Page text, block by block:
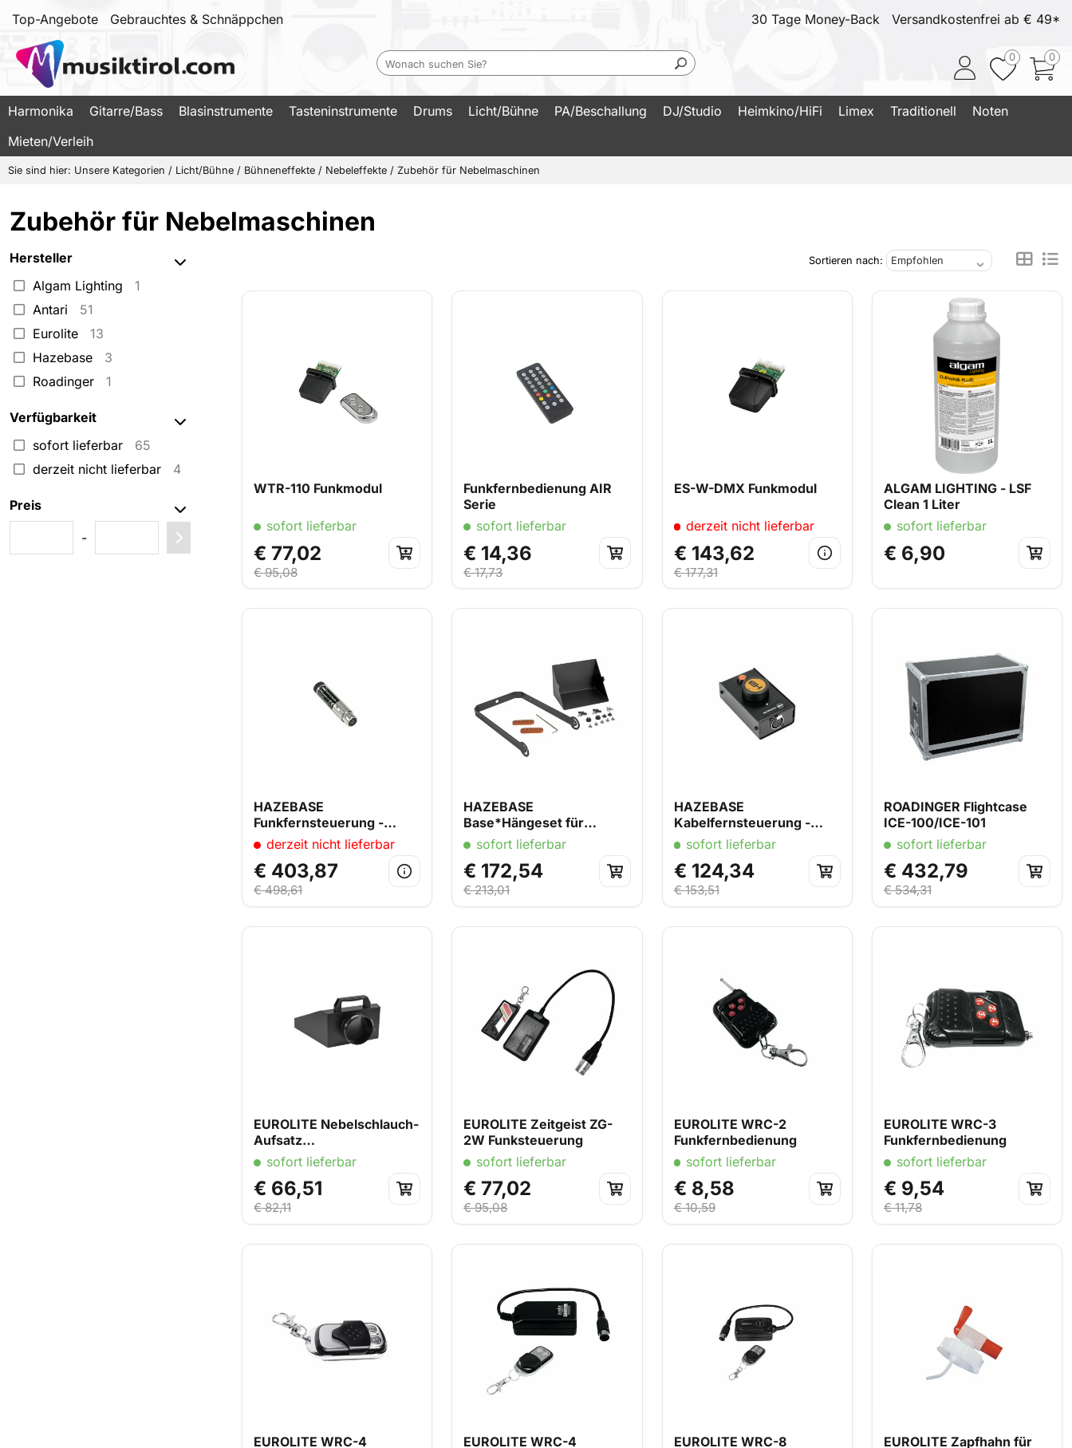
0
0
30 Tage Money-Back Versandkostenfrei ab € 49*
Top-Angebote Gebrauchtes & Schnäppchen
Harmonika Gitarre/Bass Blasinstrumente Tasteninstrumente Drums Licht/Bühne PA/Beschallung DJ/Studio Heimkino/HiFi Limex Traditionell
Noten
Mieten/Verleih
Sie sind hier: Unsere Kategorien / Licht/Bühne / Bühneneffekte / Nebeleffekte / Zubehör für Nebelmaschinen
Zubehör für Nebelmaschinen
Hersteller
Algam Lighting
1
Antari
51
Eurolite
13
Hazebase
3
Roadinger
1
Verfügbarkeit
sofort lieferbar
65
derzeit nicht lieferbar
4
Preis
-
Sortieren nach:
WTR-110 Funkmodul
sofort lieferbar
€ 77,02
€ 95,08
Funkfernbedienung AIR
Serie
sofort lieferbar
€ 14,36
€ 17,73
ES-W-DMX Funkmodul
derzeit nicht lieferbar
€ 143,62
€ 177,31
ALGAM LIGHTING - LSF
Clean 1 Liter
sofort lieferbar
€ 6,90
HAZEBASE
Funkfernsteuerung -
Communicator
derzeit nicht lieferbar
€ 403,87
€ 498,61
HAZEBASE
Base*Hängeset für
Classic² und Highpower²
sofort lieferbar
€ 172,54
€ 213,01
HAZEBASE
Kabelfernsteuerung -
Commander
sofort lieferbar
€ 124,34
€ 153,51
ROADINGER Flightcase
ICE-100/ICE-101
sofort lieferbar
€ 432,79
€ 534,31
EUROLITE Nebelschlauch-
Aufsatz
für WLF-1500
sofort lieferbar
€ 66,51
€ 82,11
EUROLITE Zeitgeist ZG-
2W Funksteuerung
sofort lieferbar
€ 77,02
€ 95,08
EUROLITE WRC-2
Funkfernbedienung
sofort lieferbar
€ 8,58
€ 10,59
EUROLITE WRC-3
Funkfernbedienung
sofort lieferbar
€ 9,54
€ 11,78
EUROLITE WRC-4
EUROLITE WRC-4
EUROLITE WRC-8
EUROLITE Zapfhahn für